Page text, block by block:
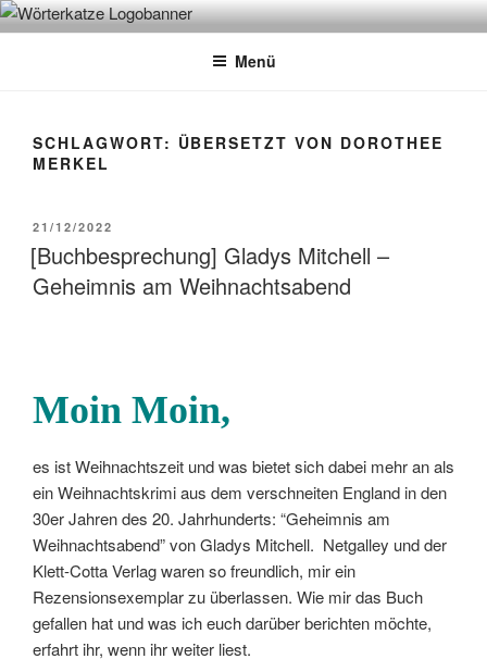
Zum
InhaltWÖRTERKATZE
Von Büchern erzählen
Menü
SCHLAGWORT: ÜBERSETZT VON DOROTHEE
MERKEL
VERÖFFENTLICHT
AM
21/12/2022
[Buchbesprechung] Gladys Mitchell –
Geheimnis am Weihnachtsabend
Moin Moin,
es ist Weihnachtszeit und was bietet sich dabei mehr an als
ein Weihnachtskrimi aus dem verschneiten England in den
30er Jahren des 20. Jahrhunderts: “Geheimnis am
Weihnachtsabend” von Gladys Mitchell. Netgalley und der
Klett-Cotta Verlag waren so freundlich, mir ein
Rezensionsexemplar zu überlassen. Wie mir das Buch
gefallen hat und was ich euch darüber berichten möchte,
erfahrt ihr, wenn ihr weiter liest.